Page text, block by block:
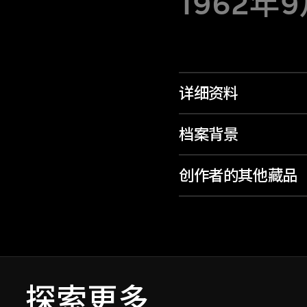
详细资料
档案背景
创作者的其他藏品